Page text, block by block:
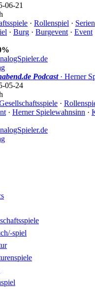
06-21
· Rollenspiel · Serien
· Burg · Burgevent · Event
Podcast· Herner
05-24
·
· Herner Spielewahnsinn ·
spiel